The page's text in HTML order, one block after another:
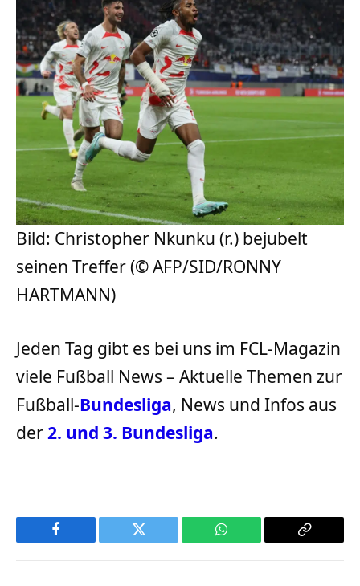
Bild: Christopher Nkunku (r.) bejubelt
seinen Treffer (© AFP/SID/RONNY
HARTMANN)
Jeden Tag gibt es bei uns im FCL-Magazin
viele Fußball News – Aktuelle Themen zur
Fußball-Bundesliga, News und Infos aus
der2. und 3. Bundesliga.
Facebook Twitter WhatsApp
Copy